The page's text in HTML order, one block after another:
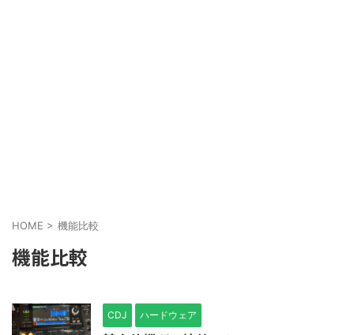
HOME > 機能比較
機能比較
CDJ ハードウェア